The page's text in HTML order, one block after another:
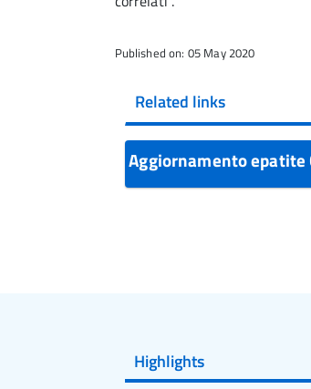
Published on: 05 May 2020
Related links
Aggiornamento epatite
Highlights